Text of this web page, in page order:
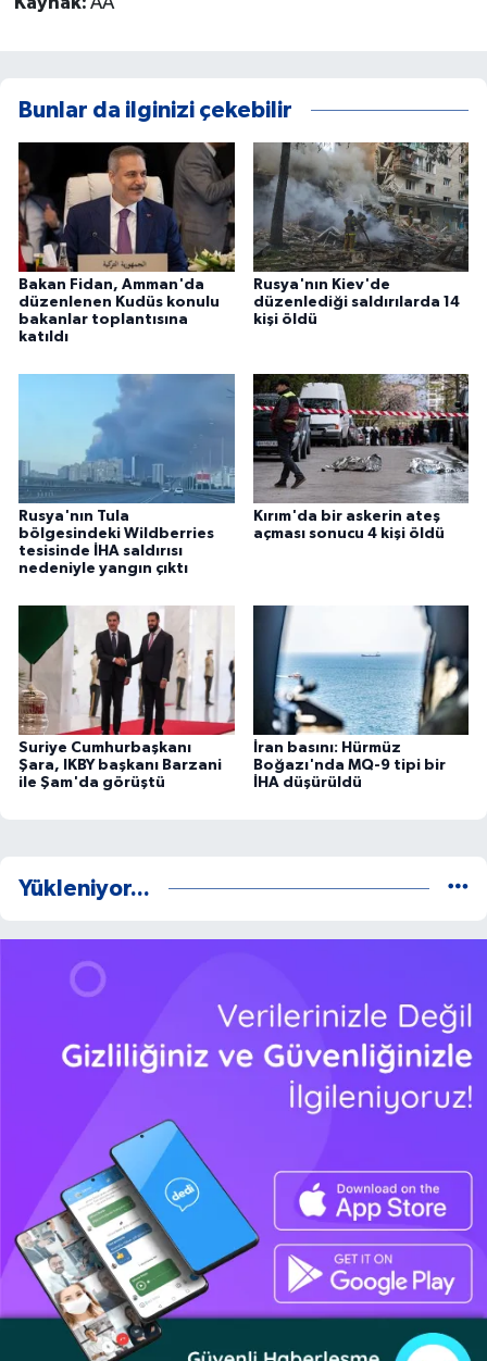
Bunlar da ilginizi çekebilir
Bakan Fidan, Amman'da
düzenlenen Kudüs konulu
bakanlar toplantısına
katıldı
Rusya'nın Kiev'de
düzenlediği saldırılarda 14
kişi öldü
Rusya'nın Tula
bölgesindeki Wildberries
tesisinde İHA saldırısı
nedeniyle yangın çıktı
Kırım'da bir askerin ateş
açması sonucu 4 kişi öldü
Suriye Cumhurbaşkanı
Şara, IKBY başkanı Barzani
ile Şam'da görüştü
İran basını: Hürmüz
Boğazı'nda MQ-9 tipi bir
İHA düşürüldü
Yükleniyor...